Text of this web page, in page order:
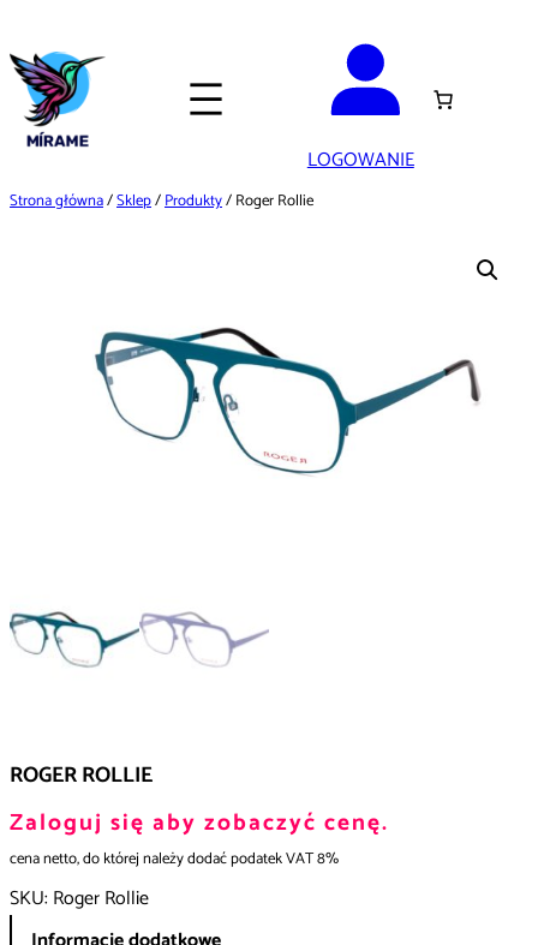
do
treści
LOGOWANIE
Strona główna/Sklep/Produkty/ Roger Rollie
ROGER ROLLIE
Zaloguj się aby zobaczyć cenę.
cena netto, do której należy dodać podatek VAT 8%
SKU: Roger Rollie